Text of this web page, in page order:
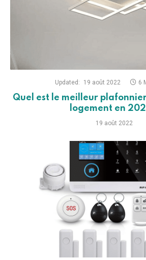
Updated: 19 août 2022 6
Quel est le meilleur
logement en
19 août 2022